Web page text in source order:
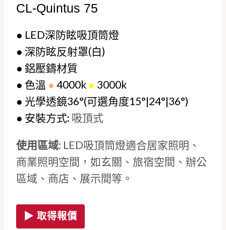
CL-Quintus 75
● LED深防眩吸頂筒燈
● 深防眩反射罩(白)
● 鋁壓鑄材質
● 色溫 ● 4000k ● 3000k
● 光學透鏡36°(可選角度15°|24°|36°)
● 安裝方式: 吸頂式
使用區域: LED吸頂筒燈適合居家照明、
商業照明空間，如玄關、旅宿空間、辦公
區域、商店、展示間等。
▶ 取得報價